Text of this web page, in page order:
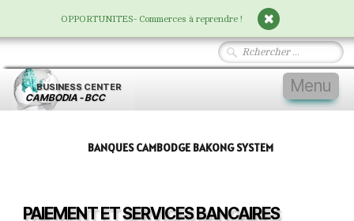
OPPORTUNITES- Commerces à reprendre !
BUSINESS CENTER
CAMBODIA - BCC
Menu
Vivre au Cambodge
BANQUES CAMBODGE BAKONG SYSTEM
PAIEMENT ET SERVICES BANCAIRES